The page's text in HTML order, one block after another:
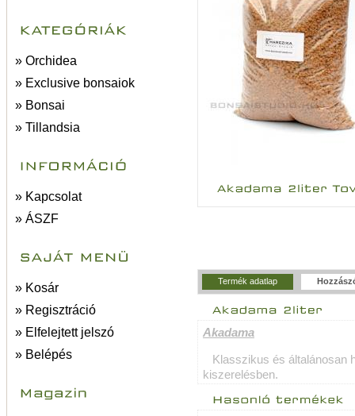
» Orchidea
» Exclusive bonsaiok
» Bonsai
» Tillandsia
» Kapcsolat
» ÁSZF
» Kosár
» Regisztráció
» Elfelejtett jelszó
» Belépés
Termék adatlap
Akadama
Klasszikus és általánosan
kiszerelésben.